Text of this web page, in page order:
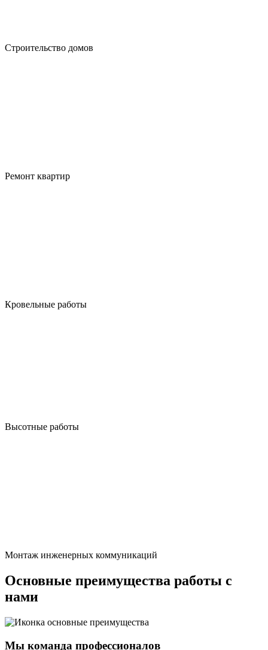
Строительство домов
Ремонт квартир
Кровельные работы
Высотные работы
Монтаж инженерных коммуникаций
Основные преимущества работы с
нами
Мы команда профессионалов